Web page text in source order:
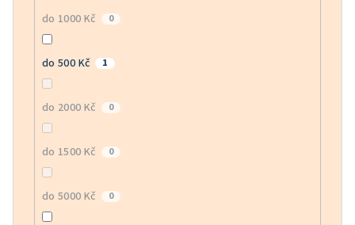
do 1000 Kč 0
do 500 Kč 1
do 2000 Kč 0
do 1500 Kč 0
do 5000 Kč 0